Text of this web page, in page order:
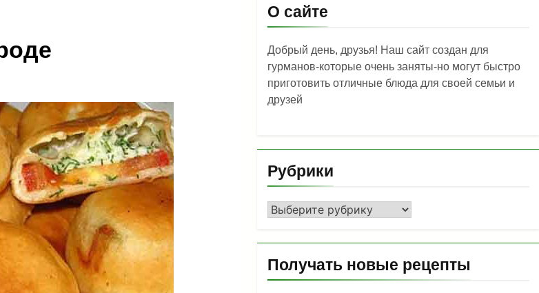
О сайте
Добрый день, друзья! Наш сайт создан для
гурманов-которые очень заняты-но могут быстро
приготовить отличные блюда для своей семьи и
друзей
Рубрики
Рубрики
Получать новые рецепты